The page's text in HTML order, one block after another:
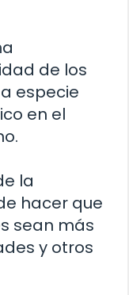
de los
especie
en el
la
hacer que
sean más
y otros